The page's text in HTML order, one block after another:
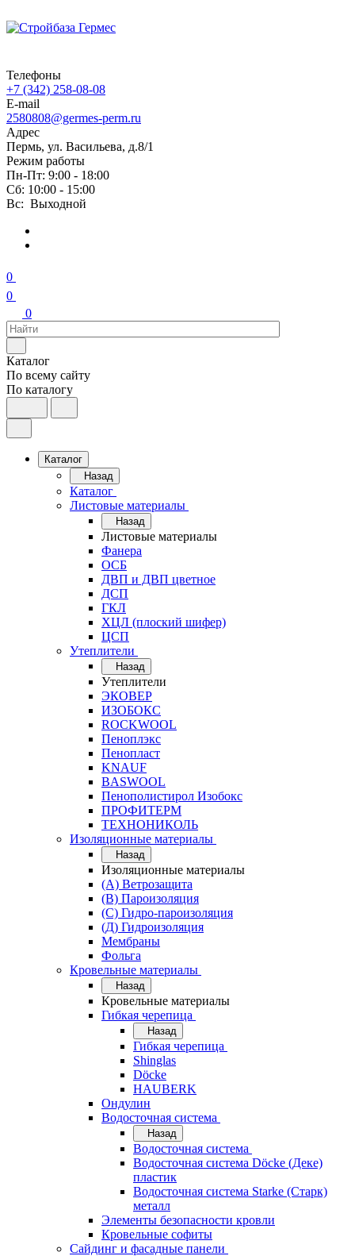
Телефоны
+7 (342) 258-08-08
E-mail
2580808@germes-perm.ru
Адрес
Пермь, ул. Васильева, д.8/1
Режим работы
Пн-Пт: 9:00 - 18:00
Сб: 10:00 - 15:00
Вс: Выходной
0
0
0
Каталог
По всему сайту
По каталогу
Каталог
Назад
Каталог
Листовые материалы
Назад
Листовые материалы
Фанера
ОСБ
ДВП и ДВП цветное
ДСП
ГКЛ
ХЦЛ (плоский шифер)
ЦСП
Утеплители
Назад
Утеплители
ЭКОВЕР
ИЗОБОКС
ROCKWOOL
Пеноплэкс
Пенопласт
KNAUF
BASWOOL
Пенополистирол Изобокс
ПРОФИТЕРМ
ТЕХНОНИКОЛЬ
Изоляционные материалы
Назад
Изоляционные материалы
(А) Ветрозащита
(В) Пароизоляция
(С) Гидро-пароизоляция
(Д) Гидроизоляция
Мембраны
Фольга
Кровельные материалы
Назад
Кровельные материалы
Гибкая черепица
Назад
Гибкая черепица
Shinglas
Döcke
HAUBERK
Ондулин
Водосточная система
Назад
Водосточная система
Водосточная система Döcke (Деке)
пластик
Водосточная система Starke (Старк)
металл
Элементы безопасности кровли
Кровельные софиты
Сайдинг и фасадные панели